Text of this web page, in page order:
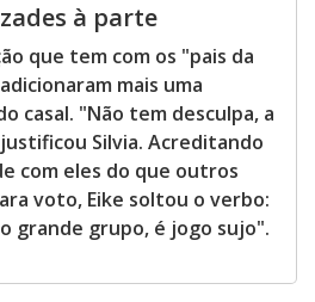
à parte
que tem com os "pais da
mais uma
casal. "Não tem desculpa, a
Silvia. Acreditando
com eles do que outros
voto, Eike soltou o verbo:
grande grupo, é jogo sujo".